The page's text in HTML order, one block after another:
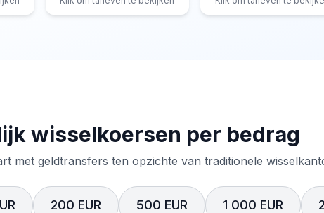
wisselkoersen per bedrag
met geldtransfers ten opzichte van traditionele
200 EUR 500 EUR 1 000 EUR